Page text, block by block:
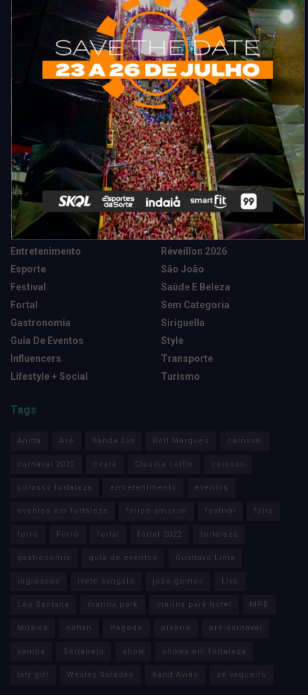
Acompanhe todas as novidades do entretenimento na região de
Fortaleza. Dicas, promoções, coberturas exclusivas e muito mais.
Categorias
Camarote Vip Junino
Cidade
Destaques
Entretenimento
Esporte
Festival
Fortal
Gastronomia
Guia De Eventos
Influencers
Lifestyle + Social
Marketing E Negócios
Música
News Tech
Réveillon 2026
São João
Saúde E Beleza
Sem Categoria
Siriguella
Style
Transporte
Turismo
Tags
Anitta Axé Banda Eva Bell Marques carnaval
carnaval 2022 ceará Claudia Leitte colosso
colosso fortaleza entretenimento eventos
eventos em fortaleza felipe amorim festival folia
forro Forró fortal fortal 2022 fortaleza
gastronomia guia de eventos Gusttavo Lima
ingressos ivete sangalo joão gomes Live
Léo Santana marina park marina park hotel MPB
Música nattan Pagode piseiro pré-carnaval
samba Sertanejo show shows em fortaleza
taty girl Wesley Safadão Xand Avião zé vaqueiro